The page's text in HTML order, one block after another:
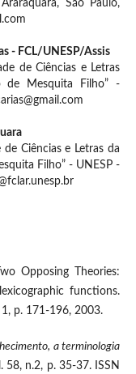
São Paulo,
- FCL/UNESP/Assis
de Ciências e Letras
de Mesquita Filho” -
Ciências e Letras da
Filho” - UNESP -
Opposing Theories:
functions.
1, p. 171-196, 2003.
a terminologia
58, n.2, p. 35-37. ISSN